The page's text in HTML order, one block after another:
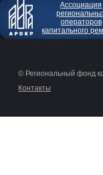
Ассоциация
операторов
капитального
© Региональный фонд
Контакты